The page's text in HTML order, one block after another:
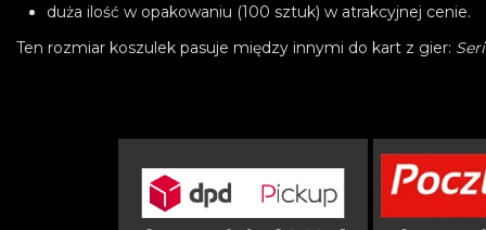
duża ilość w opakowaniu (100 sztuk) w atrakcyjnej cenie.
Ten rozmiar koszulek pasuje między innymi do kart z gier: